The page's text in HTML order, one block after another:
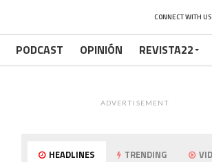
CONNECT WITH US
PODCAST OPINIÓN REVISTA22
ADVERTISEMENT
HEADLINES TRENDING